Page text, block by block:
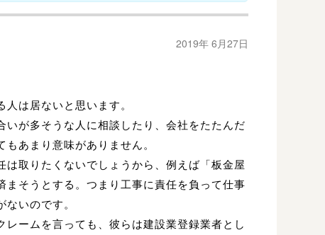
2019年 6月27日
は居ないと思います。
いが多そうな人に相談したり、会社をたたんだ
あまり意味がありません。
は取りたくないでしょうから、例えば「板金屋
まそうとする。つまり工事に責任を負って仕事
いのです。
ームを言っても、彼らは建設業登録業者とし